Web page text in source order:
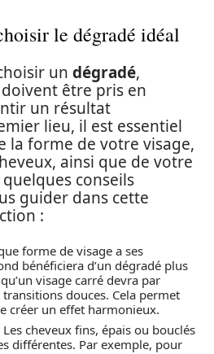
le dégradé idéal
un dégradé,
être pris en
un résultat
lieu, il est essentiel
la forme de votre visage,
ainsi que de votre
conseils
guider dans cette
:
forme de visage a ses
bénéficiera d’un dégradé plus
visage carré devra par
douces. Cela permet
créer un effet harmonieux.
Les cheveux fins, épais ou bouclés
différentes. Par exemple, pour